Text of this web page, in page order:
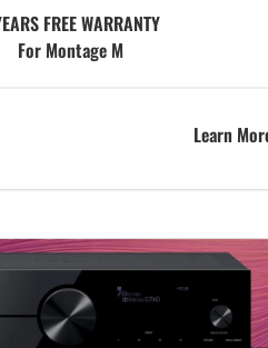
FREE WARRANTY
For Montage M
Learn